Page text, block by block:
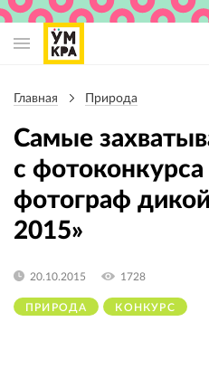
навигации
Главная Природа
Самые
с
фотограф
2015»
ПРИРОДА КОНКУРС
20.10.2015 1728